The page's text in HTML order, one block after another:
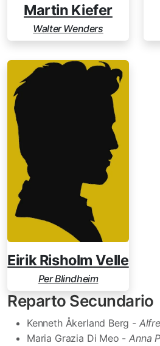
Martin Kiefer
Walter Wenders
Eirik Risholm Velle
Per Blindheim
Reparto Secundario
Kenneth Åkerland Berg -
Maria Grazia Di Meo -Anna